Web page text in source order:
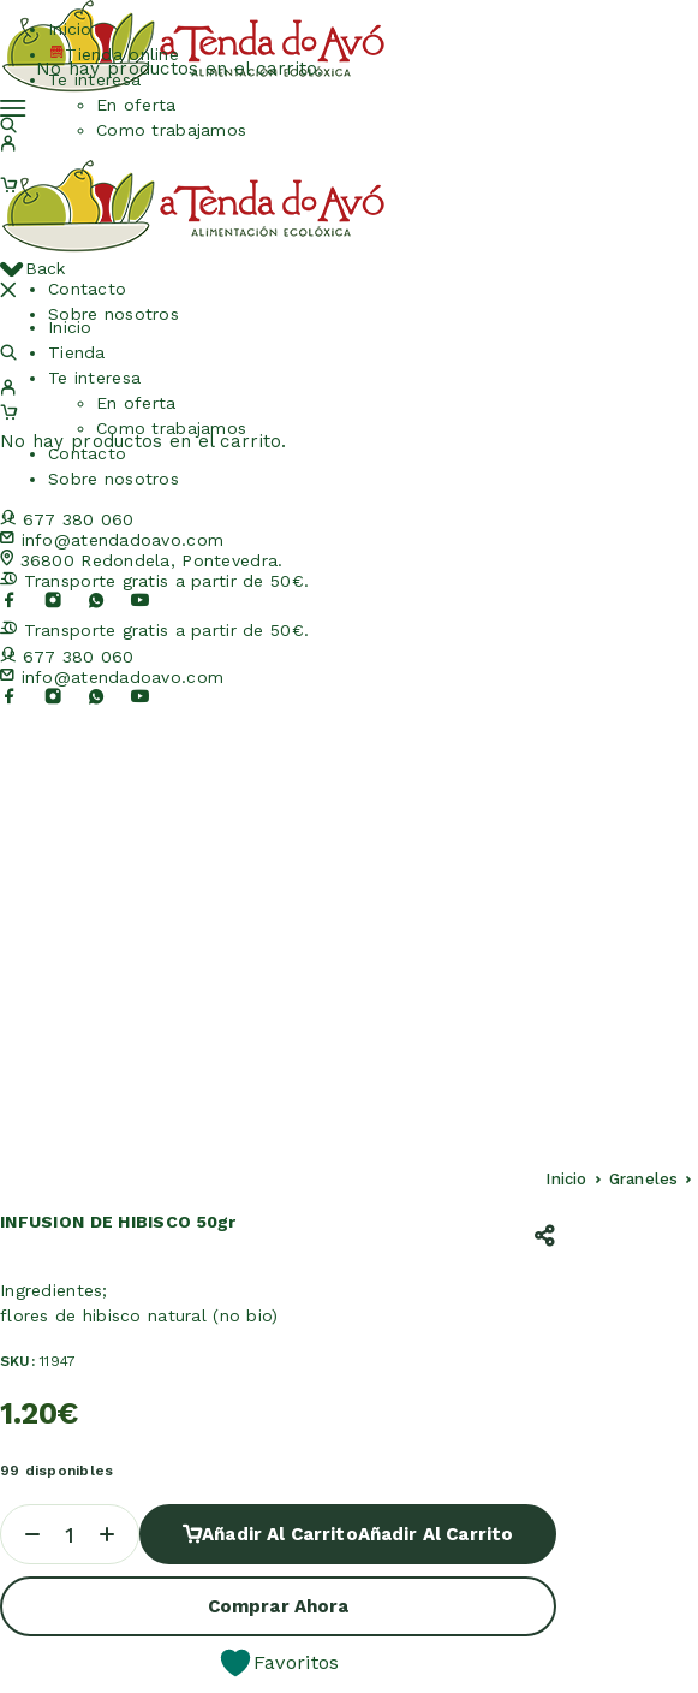
No hay productos en el carrito.
Back
Inicio
Tienda
Te interesa
En oferta
Como trabajamos
Contacto
Sobre nosotros
677 380 060
info@atendadoavo.com
36800 Redondela, Pontevedra.
Transporte gratis a partir de 50€.
Transporte gratis a partir de 50€.
677 380 060
info@atendadoavo.com
Inicio
Tienda online
Te interesa
En oferta
Como trabajamos
Contacto
Sobre nosotros
No hay productos en el carrito.
Inicio Graneles
INFUSION DE HIBISCO 50gr
Ingredientes;
flores de hibisco natural (no bio)
SKU:11947
1.20€
99 disponibles
Añadir Al CarritoAñadir Al Carrito
Comprar Ahora
Favoritos